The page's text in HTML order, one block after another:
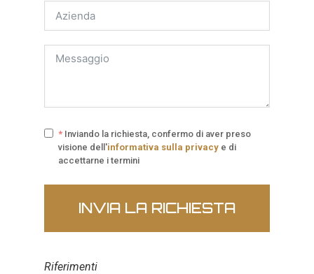
* Inviando la richiesta, confermo di aver preso
visione dell'informativa sulla privacy e di
accettarne i termini
INVIA LA RICHIESTA
Riferimenti